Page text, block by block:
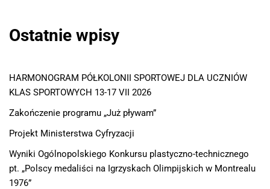
Ostatnie wpisy
HARMONOGRAM PÓŁKOLONII SPORTOWEJ DLA UCZNIÓW
KLAS SPORTOWYCH 13-17 VII 2026
Zakończenie programu „Już pływam”
Projekt Ministerstwa Cyfryzacji
Wyniki Ogólnopolskiego Konkursu plastyczno-technicznego
pt. „Polscy medaliści na Igrzyskach Olimpijskich w Montrealu
1976”